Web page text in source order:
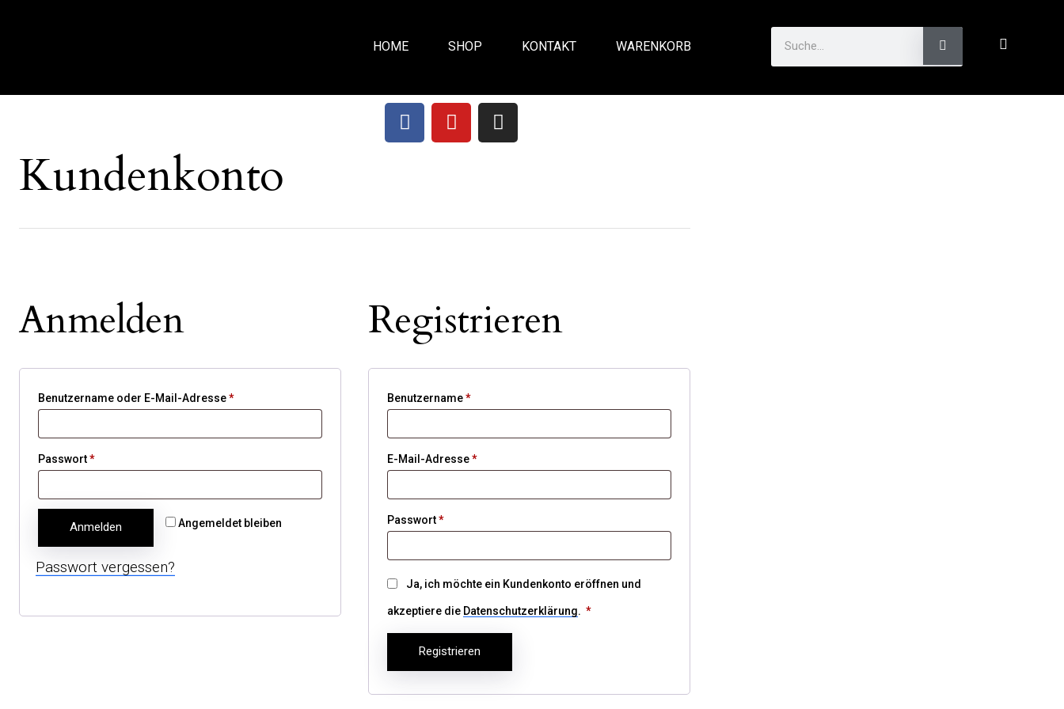
HOME SHOP KONTAKT WARENKORB
Kundenkonto
Anmelden
Benutzername oder E-Mail-Adresse*
Passwort*
Angemeldet bleiben
Anmelden
Passwort vergessen?
Registrieren
Benutzername*
E-Mail-Adresse*
Passwort*
Ja, ich möchte ein Kundenkonto eröffnen und
akzeptiere die Datenschutzerklärung. *
Registrieren